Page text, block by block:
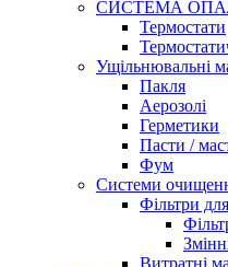
СИСТЕМА
Термостати
Ущільнювальні
Пакля
Аерозолі
Герметики
Пасти /
Фум
Системи
Фільтри
Витратні